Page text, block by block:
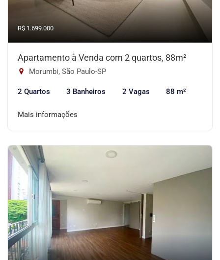
R$ 1.699.000
Apartamento à Venda com 2 quartos, 88m²
Morumbi, São Paulo-SP
2 Quartos 3 Banheiros 2 Vagas 88 m²
Mais informações